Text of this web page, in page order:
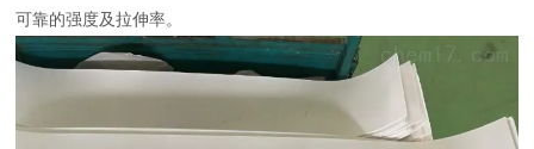
可靠的强度及拉伸率。